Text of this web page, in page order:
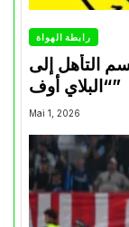
رابطة الهواة
التأهل إلى
“البلاي أوف”
Mai 1, 2026